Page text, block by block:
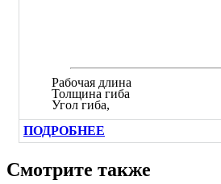
Рабочая длина
Толщина гиба
Угол гиба,
ПОДРОБНЕЕ
Смотрите также